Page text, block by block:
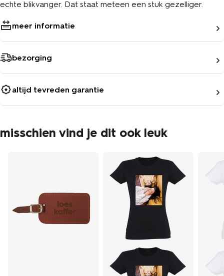
echte blikvanger. Dat staat meteen een stuk gezelliger.
meer informatie
bezorging
altijd tevreden garantie
misschien vind je dit ook leuk